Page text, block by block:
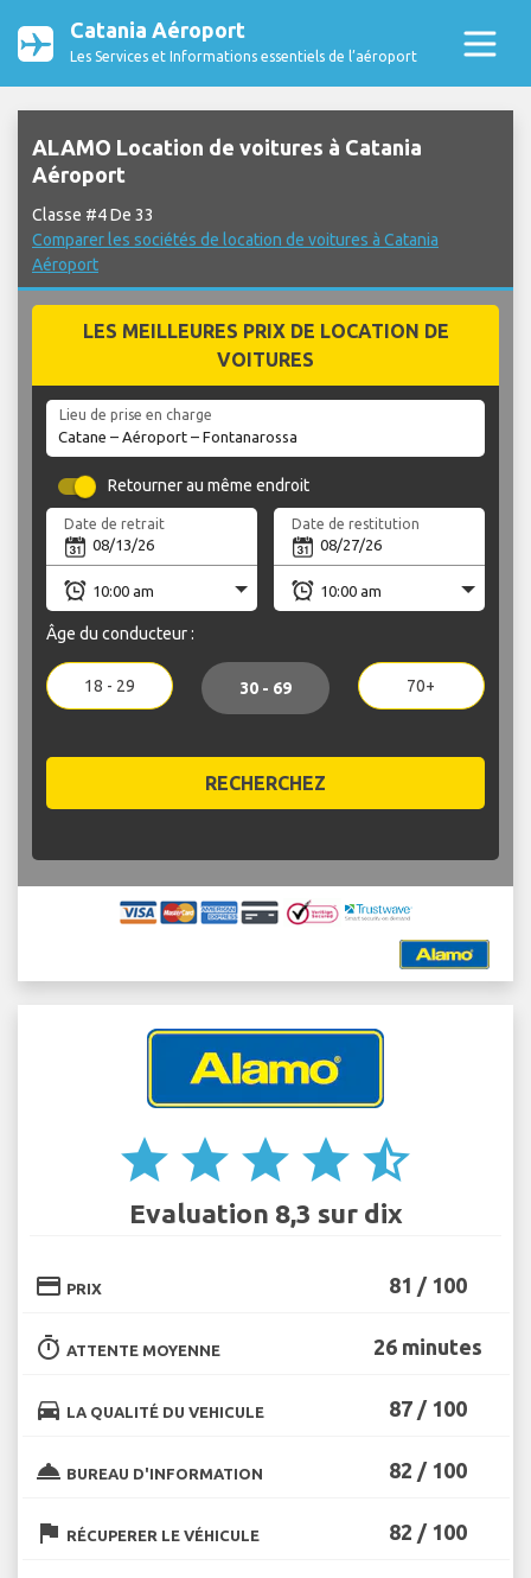
Catania Aéroport
Les Services et Informations essentiels de l’aéroport
ALAMO Location de voitures à Catania
Aéroport
Classe #4 De 33
Comparer les sociétés de location de voitures à Catania
Aéroport
LES MEILLEURES PRIX DE LOCATION DE
VOITURES
Lieu de prise en charge
Retourner au même endroit
Date de retrait Date de restitution
Âge du conducteur :
18 - 29 30 - 69 70+
RECHERCHEZ
star star star star star_half
Evaluation 8,3 sur dix
credit_card PRIX 81 / 100
timer ATTENTE MOYENNE 26 minutes
directions_car LA QUALITÉ DU VEHICULE 87 / 100
room_service BUREAU D'INFORMATION 82 / 100
flag RÉCUPERER LE VÉHICULE 82 / 100